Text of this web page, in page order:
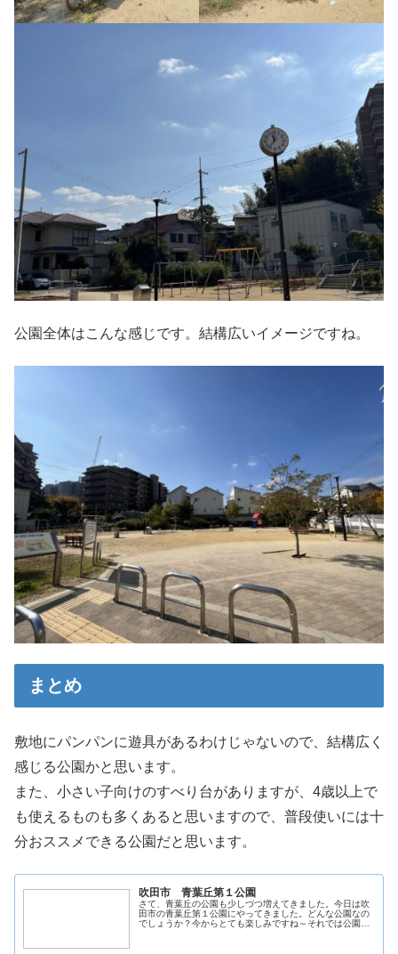
公園全体はこんな感じです。結構広いイメージですね。
まとめ
敷地にパンパンに遊具があるわけじゃないので、結構広く
感じる公園かと思います。
また、小さい子向けのすべり台がありますが、4歳以上で
も使えるものも多くあると思いますので、普段使いには十
分おススメできる公園だと思います。
吹田市 青葉丘第１公園
さて、青葉丘の公園も少しづつ増えてきました。今日は吹
田市の青葉丘第１公園にやってきました。どんな公園なの
でしょうか？今からとても楽しみですね～それでは公園紹